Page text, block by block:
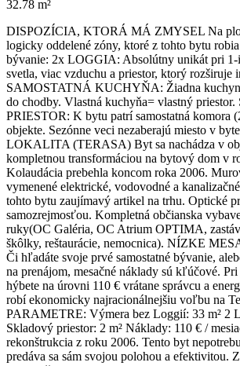
32.78 m²
DISPOZÍCIA, KTORÁ MÁ ZMYSEL Na
logicky oddelené zóny, ktoré z tohto bytu
bývanie: 2x LOGGIA: Absolútny unikát pri
svetla, viac vzduchu a priestor, ktorý rozširuje
SAMOSTATNÁ KUCHYŇA: Žiadna
do chodby. Vlastná kuchyňa= vlastný
PRIESTOR: K bytu patrí samostatná komora
objekte. Sezónne veci nezaberajú miesto v
LOKALITA (TERASA) Byt sa nachádza v
kompletnou transformáciou na bytový dom v
Kolaudácia prebehla koncom roka 2006.
vymenené elektrické, vodovodné a
tohto bytu zaujímavý artikel na trhu. Optické
samozrejmosťou. Kompletná občianska
ruky(OC Galéria, OC Atrium OPTIMA,
škôlky, reštaurácie, nemocnica). NÍZKE
Či hľadáte svoje prvé samostatné bývanie,
na prenájom, mesačné náklady sú kľúčové. Pri
hýbete na úrovni 110 € vrátane správcu a
robí ekonomicky najracionálnejšiu voľbu na
PARAMETRE: Výmera bez Loggií: 33 m² 2
Skladový priestor: 2 m² Náklady: 110 € /
rekonštrukcia z roku 2006. Tento byt
predáva sa sám svojou polohou a efektivitou.